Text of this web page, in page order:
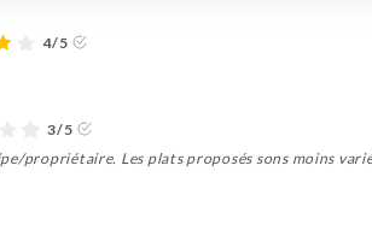
4/5
3/5
propriétaire. Les plats proposés sons moins